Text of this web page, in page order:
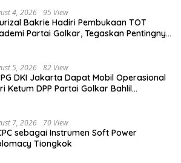
4, 2026 95 View
Bakrie Hadiri Pembukaan TOT
Partai Golkar, Tegaskan Pentingnya
5, 2026 82 View
DKI Jakarta Dapat Mobil Operasional
Ketum DPP Partai Golkar Bahlil
7, 2026 70 View
sebagai Instrumen Soft Power
Tiongkok